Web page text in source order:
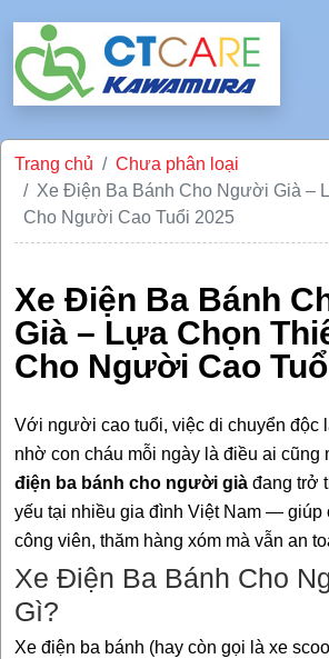
Trang chủ
Chưa phân loại
Xe Điện Ba Bánh Cho Người Già –
Cho Người Cao Tuổi 2025
Xe Điện Ba Bánh
Già – Lựa Chọn
Cho Người Cao
Với người cao tuổi, việc di chuyển độc
nhờ con cháu mỗi ngày là điều ai cũng
điện ba bánh cho người già đang trở
yếu tại nhiều gia đình Việt Nam — giúp
công viên, thăm hàng xóm mà vẫn an
Xe Điện Ba Bánh Cho
Gì?
Xe điện ba bánh (hay còn gọi là xe